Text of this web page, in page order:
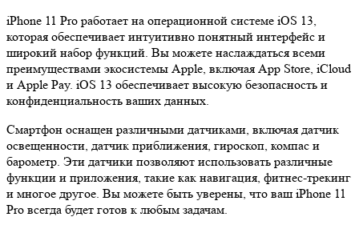
iPhone 11 Pro работает на операционной системе iOS 13,
которая обеспечивает интуитивно понятный интерфейс и
широкий набор функций. Вы можете наслаждаться всеми
преимуществами экосистемы Apple, включая App Store, iCloud
и Apple Pay. iOS 13 обеспечивает высокую безопасность и
конфиденциальность ваших данных.
Смартфон оснащен различными датчиками, включая датчик
освещенности, датчик приближения, гироскоп, компас и
барометр. Эти датчики позволяют использовать различные
функции и приложения, такие как навигация, фитнес-трекинг
и многое другое. Вы можете быть уверены, что ваш iPhone 11
Pro всегда будет готов к любым задачам.